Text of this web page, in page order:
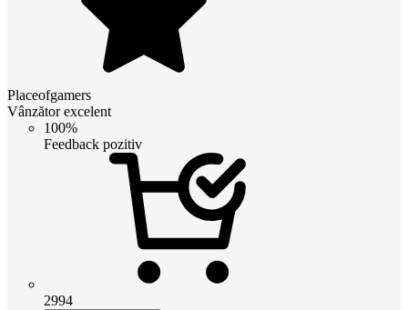
Placeofgamers
Vânzător excelent
100%
Feedback pozitiv
2994